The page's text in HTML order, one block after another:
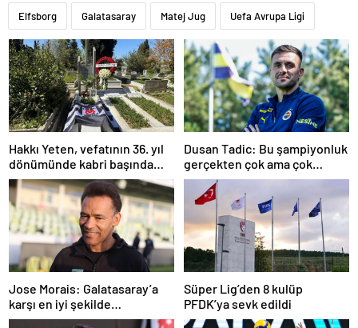
Elfsborg Galatasaray Matej Jug Uefa Avrupa Ligi
Hakkı Yeten, vefatının 36. yıl
dönümünde kabri başında
anıldı
Dusan Tadic: Bu şampiyonluk
gerçekten çok ama çok
önemli
Jose Morais: Galatasaray’a
karşı en iyi şekilde
hazırlanmamız lazım
Süper Lig’den 8 kulüp
PFDK’ya sevk edildi